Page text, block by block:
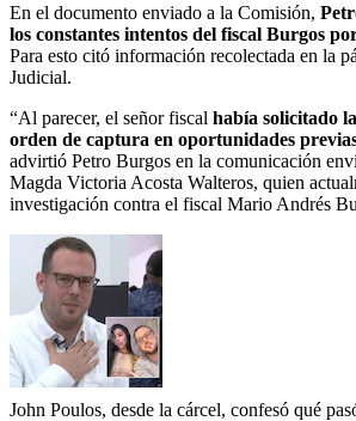
En el documento enviado a la Comisión,
los constantes intentos del fiscal Burgos
Para esto citó información recolectada en la
Judicial.
“Al parecer, el señor fiscal había solicitado
orden de captura en oportunidades
advirtió Petro Burgos en la comunicación
Magda Victoria Acosta Walteros, quien
investigación contra el fiscal Mario Andrés
John Poulos, desde la cárcel, confesó qué